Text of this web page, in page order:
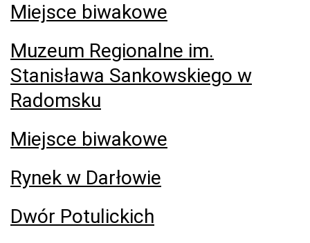
Miejsce biwakowe
Muzeum Regionalne im.
Stanisława Sankowskiego w
Radomsku
Miejsce biwakowe
Rynek w Darłowie
Dwór Potulickich